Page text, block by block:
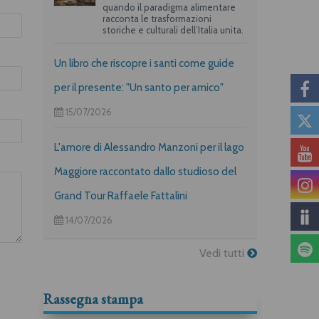
quando il paradigma alimentare
racconta le trasformazioni
storiche e culturali dell’Italia unita.
Un libro che riscopre i santi come guide
per il presente: "Un santo per amico"
15/07/2026
L'amore di Alessandro Manzoni per il lago
Maggiore raccontato dallo studioso del
Grand Tour Raffaele Fattalini
14/07/2026
Vedi tutti
Rassegna stampa